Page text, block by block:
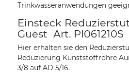
Trinkwasseranwendungen
Einsteck
Guest Art. PI061210S
Hier erhalten sie den
Reduzierung Kunststoffrohre
3/8 auf AD 5/16.